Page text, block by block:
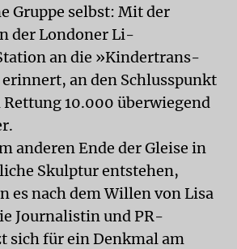
Gruppe selbst: Mit der
der Londoner Li-
an die »Kindertrans-
an den Schlusspunkt
10.000 überwiegend
anderen Ende der Gleise in
Skulptur entstehen,
es nach dem Willen von Lisa
Journalistin und PR-
sich für ein Denkmal am